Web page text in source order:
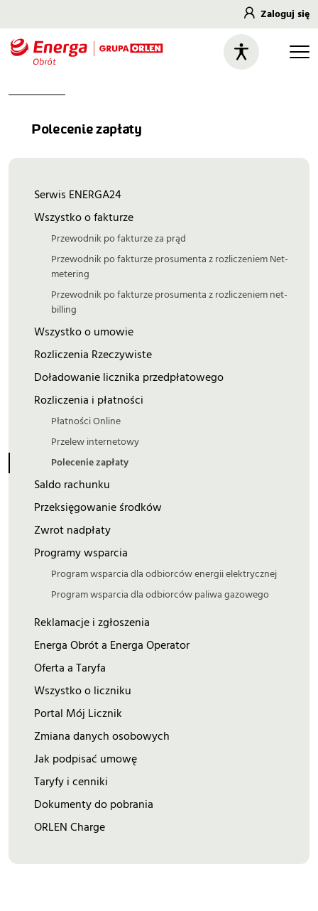
Zaloguj się
Polecenie zapłaty
Serwis ENERGA24
Wszystko o fakturze
Przewodnik po fakturze za prąd
Przewodnik po fakturze prosumenta z rozliczeniem Net-
metering
Przewodnik po fakturze prosumenta z rozliczeniem net-
billing
Wszystko o umowie
Rozliczenia Rzeczywiste
Doładowanie licznika przedpłatowego
Rozliczenia i płatności
Płatności Online
Przelew internetowy
Polecenie zapłaty
Saldo rachunku
Przeksięgowanie środków
Zwrot nadpłaty
Programy wsparcia
Program wsparcia dla odbiorców energii elektrycznej
Program wsparcia dla odbiorców paliwa gazowego
Reklamacje i zgłoszenia
Energa Obrót a Energa Operator
Oferta a Taryfa
Wszystko o liczniku
Portal Mój Licznik
Zmiana danych osobowych
Jak podpisać umowę
Taryfy i cenniki
Dokumenty do pobrania
ORLEN Charge